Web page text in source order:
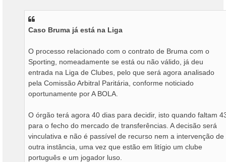
Caso Bruma já está na Liga
O processo relacionado com o contrato de Bruma com o
Sporting, nomeadamente se está ou não válido, já deu
entrada na Liga de Clubes, pelo que será agora analisado
pela Comissão Arbitral Paritária, conforme noticiado
oportunamente por A BOLA.
O órgão terá agora 40 dias para decidir, isto quando faltam
para o fecho do mercado de transferências. A decisão será
vinculativa e não é passível de recurso nem a intervenção de
outra instância, uma vez que estão em litígio um clube
português e um jogador luso.